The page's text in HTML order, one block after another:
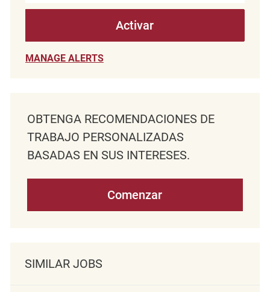
Activar
MANAGE ALERTS
OBTENGA RECOMENDACIONES DE
TRABAJO PERSONALIZADAS
BASADAS EN SUS INTERESES.
Comenzar
SIMILAR JOBS